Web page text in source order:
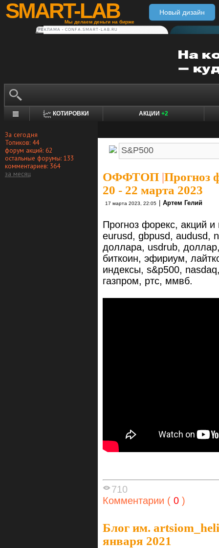
SMART-LAB
Мы делаем деньги на бирже
Новый дизайн
РЕКЛАМА • CONFA.SMART-LAB.RU
КОТИРОВКИ АКЦИИ +2
За сегодня
Топиков: 44
форум акций: 62
остальные форумы: 133
комментариев: 364
за месяц
ОФФТОП |Прогноз
20 - 22 марта 2023
17 марта 2023, 22:05 Артем Гелий
Прогноз форекс, акций
eurusd, gbpusd, audusd,
доллара, usdrub,
биткоин, эфириум,
индексы, s&p500,
газпром, ртс, ммвб.
710
Комментарии ( 0 )
Блог им.
января 2021